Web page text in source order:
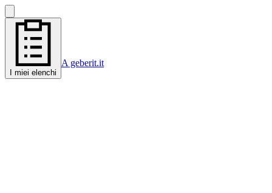
I miei elenchi
A geberit.it